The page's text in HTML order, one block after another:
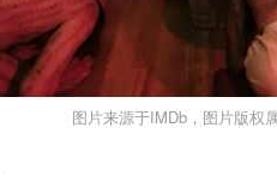
图片来源于IMDb，图片版权